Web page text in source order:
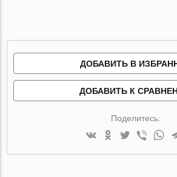
ДОБАВИТЬ В
ДОБАВИТЬ К
Поделитесь: